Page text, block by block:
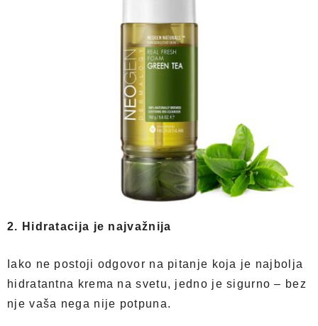
2. Hidratacija je najvažnija
Iako ne postoji odgovor na pitanje koja je najbolja
hidratantna krema na svetu, jedno je sigurno – bez
nje vaša nega nije potpuna.